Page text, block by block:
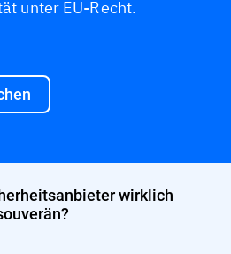
unter EU-Recht.
wirklich